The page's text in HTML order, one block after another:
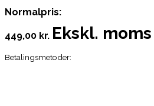
Normalpris:
449,00 kr. Ekskl. moms
Betalingsmetoder: